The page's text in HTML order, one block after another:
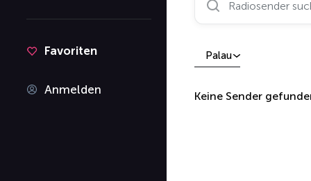
Favoriten
Anmelden
Palau
Keine Sender